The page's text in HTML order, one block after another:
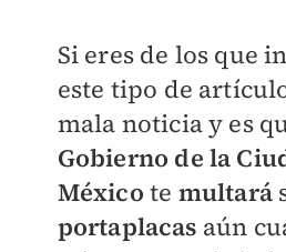
Si eres de los que
este tipo de
mala noticia y es
Gobierno de la
México te multará
portaplacas aún